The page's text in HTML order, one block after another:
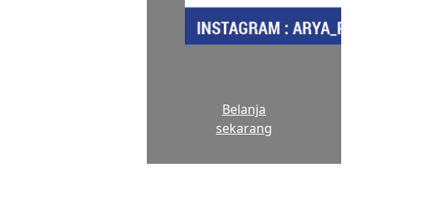
Belanja
sekarang